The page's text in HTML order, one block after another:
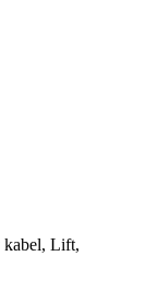
kabel, Lift,